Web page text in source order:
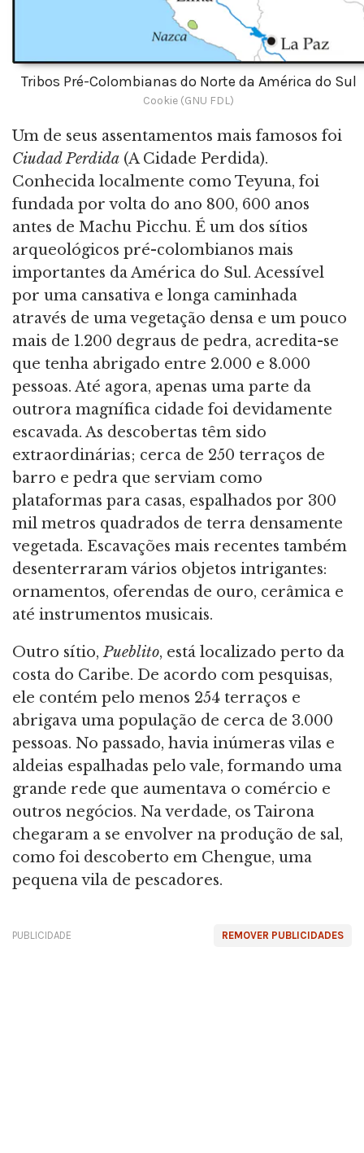
Tribos Pré-Colombianas do Norte da América do Sul
Cookie (GNU FDL)
Um de seus assentamentos mais famosos foi
Ciudad Perdida (A Cidade Perdida).
Conhecida localmente como Teyuna, foi
fundada por volta do ano 800, 600 anos
antes de Machu Picchu. É um dos sítios
arqueológicos pré-colombianos mais
importantes da América do Sul. Acessível
por uma cansativa e longa caminhada
através de uma vegetação densa e um pouco
mais de 1.200 degraus de pedra, acredita-se
que tenha abrigado entre 2.000 e 8.000
pessoas. Até agora, apenas uma parte da
outrora magnífica cidade foi devidamente
escavada. As descobertas têm sido
extraordinárias; cerca de 250 terraços de
barro e pedra que serviam como
plataformas para casas, espalhados por 300
mil metros quadrados de terra densamente
vegetada. Escavações mais recentes também
desenterraram vários objetos intrigantes:
ornamentos, oferendas de ouro, cerâmica e
até instrumentos musicais.
Outro sítio,Pueblito, está localizado perto da
costa do Caribe. De acordo com pesquisas,
ele contém pelo menos 254 terraços e
abrigava uma população de cerca de 3.000
pessoas. No passado, havia inúmeras vilas e
aldeias espalhadas pelo vale, formando uma
grande rede que aumentava o comércio e
outros negócios. Na verdade, os Tairona
chegaram a se envolver na produção de sal,
como foi descoberto em Chengue, uma
pequena vila de pescadores.
REMOVER PUBLICIDADES
PUBLICIDADE